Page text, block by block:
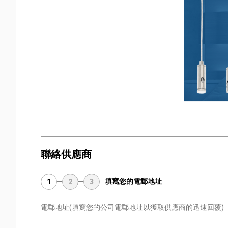
聯絡供應商
1 2 3 填寫您的電郵地址
電郵地址(填寫您的公司電郵地址以獲取供應商的迅速回覆)